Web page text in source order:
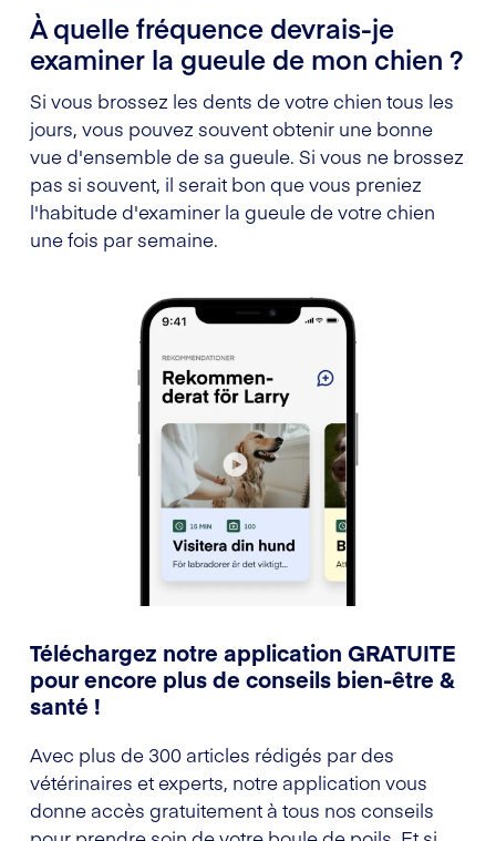
À quelle fréquence devrais-je
examiner la gueule de mon chien ?
Si vous brossez les dents de votre chien tous les
jours, vous pouvez souvent obtenir une bonne
vue d'ensemble de sa gueule. Si vous ne brossez
pas si souvent, il serait bon que vous preniez
l'habitude d'examiner la gueule de votre chien
une fois par semaine.
Téléchargez notre application GRATUITE
pour encore plus de conseils bien-être &
santé !
Avec plus de 300 articles rédigés par des
vétérinaires et experts, notre application vous
donne accès gratuitement à tous nos conseils